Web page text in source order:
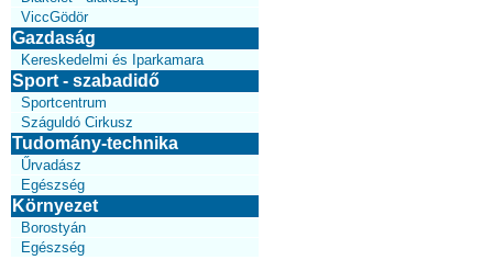
ViccGödör
Gazdaság
Kereskedelmi és Iparkamara
Sport - szabadidő
Sportcentrum
Száguldó Cirkusz
Tudomány-technika
Űrvadász
Egészség
Környezet
Borostyán
Egészség